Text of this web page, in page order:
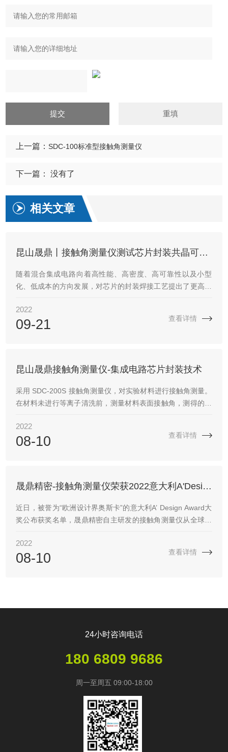
上一篇：SDC-100标准型接触角测量仪
下一篇： 没有了
相关文章
昆山晟鼎丨接触角测量仪测试芯片封装共晶可靠性
随着混合集成电路向着高性能、高密度、高可靠性以及小型
化、低成本的方向发展，对芯片的封装焊接工艺提出了更高的
焊接两种方法，今天我们主要来研究下共晶焊接工艺。
2022
09-21 查看详情
昆山晟鼎接触角测量仪-集成电路芯片封装技术
采用 SDC-200S 接触角测量仪，对实验材料进行接触角测量。
在材料未进行等离子清洗前，测量材料表面接触角，测得的接
2022
08-10 查看详情
晟鼎精密-接触角测量仪荣获2022意大利A'Design Award设计大奖
近日，被誉为“欧洲设计界奥斯卡”的意大利A’ Design Award大
奖公布获奖名单，晟鼎精密自主研发的接触角测量仪从全球众
2022
08-10 查看详情
24小时咨询电话
180 6809 9686
周一至周五 09:00-18:00